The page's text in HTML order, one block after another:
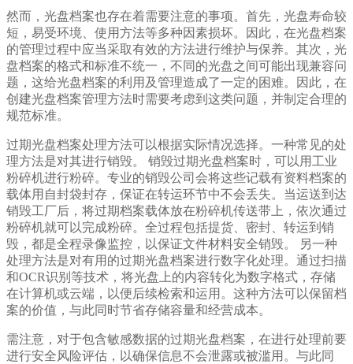
然而，光盘档案也存在着需要注意的事项。首先，光盘寿命较
短，易受环境、使用方法等多种因素损坏。因此，在光盘档案
的管理过程中应当采取有效的方法进行维护与保养。其次，光
盘档案的格式和标准不统一，不同的光盘之间可能出现兼容问
题，这给光盘档案的利用及管理造成了一定的困难。因此，在
创建光盘档案管理方法时需要考虑到这类问题，并制定合理的
规范标准。
过期光盘档案处理方法可以根据实际情况选择。一种常见的处
理方法是对其进行销毁。 销毁过期光盘档案时，可以用工业
粉碎机进行粉碎。专业的销毁公司会将这些记载有资料档案的
载体用自封袋封存，保证在转运环节中不会丢失。当运送到达
销毁工厂后，将过期档案载体放在粉碎机传送带上，依次通过
粉碎机就可以完成粉碎。全过程包括提货、密封、转运到销
毁，都是全程录像监控，以保证文件材料安全销毁。 另一种
处理方法是对有用的过期光盘档案进行数字化处理。通过扫描
和OCR识别等技术，将光盘上的内容转化为数字格式，存储
在计算机或云端，以便后续检索和运用。这种方法可以保留档
案的价值，与此同时节省存储容量和经营成本。
需注意，对于包含敏感数据的过期光盘档案，在进行处理前要
进行安全风险评估，以确保信息不会泄露或被滥用。与此同